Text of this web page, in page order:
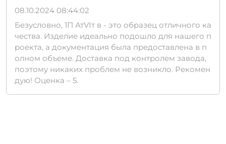
08.10.2024 08:44:02
Безусловно, 1П АтVIт в - это образец отличного ка
чества. Изделие идеально подошло для нашего п
роекта, а документация была предоставлена в п
олном объеме. Доставка под контролем завода,
поэтому никаких проблем не возникло. Рекомен
дую! Оценка – 5.